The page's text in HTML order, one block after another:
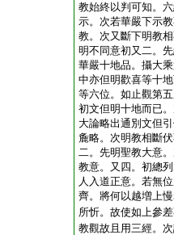
教始終以判可知。
示。次若華嚴下示
教。次又斷下明教
明不同意初又二。
華嚴十地品。攝大
中亦但明歡喜等十
等六位。如止觀第
初文但明十地而已
大論略出通別文但
麁略。次明教相斷
二。先明聖教大意
教意。又四。初總
人入道正意。若無
齊。將何以越増上
所忻。故使如上參
教觀故且用三經。